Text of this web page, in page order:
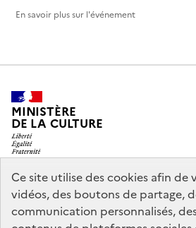
Ce site utilise des cookies afin de
vidéos, des boutons de partage,
communication personnalisés,
En savoir plus sur l'événement
MINISTÈRE
DE LA CULTURE
legifrance.gouv.fr
info.gouv.fr